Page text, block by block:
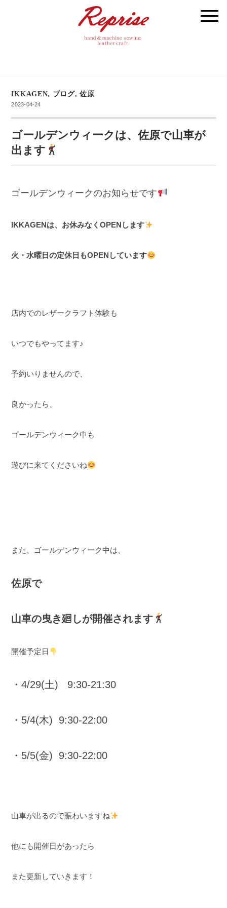
IKKAGEN, ブログ,佐原
2023-04-24
ゴールデンウィークは、佐原で山車が
出ます
ゴールデンウィークのお知らせです
IKKAGENは、お休みなくOPENします
火・水曜日の定休日もOPENしています
店内でのレザークラフト体験も
いつでもやってます♪
予約いりませんので、
良かったら、
ゴールデンウィーク中も
遊びに来てくださいね
また、ゴールデンウィーク中は、
佐原で
山車の曳き廻しが開催されます
開催予定日
・4/29(土) 9:30-21:30
・5/4(木) 9:30-22:00
・5/5(金) 9:30-22:00
山車が出るので賑わいますね
他にも開催日があったら
また更新していきます！